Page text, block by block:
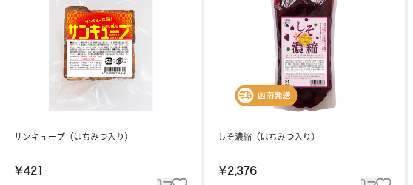
サンキューブ（はちみつ入り）
￥421
しそ濃縮（はちみつ入り）
￥2,376